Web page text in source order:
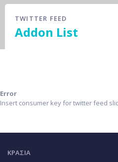
TWITTER FEED
Addon List
Error
Insert consumer key for twitter feed
ΚΡΑΣΙΑ